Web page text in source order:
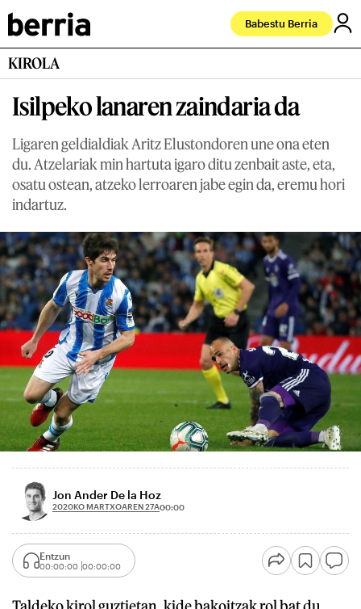
Babestu Berria
KIROLA
Isilpeko lanaren zaindaria da
Ligaren geldialdiak Aritz Elustondoren une ona eten
du. Atzelariak min hartuta igaro ditu zenbait aste, eta,
osatu ostean, atzeko lerroaren jabe egin da, eremu hori
indartuz.
Jon Ander De la Hoz
2020KO MARTXOAREN 27A00:00
Entzun
00:00:00 00:00:00
Taldeko kirol guztietan, kide bakoitzak rol bat du.